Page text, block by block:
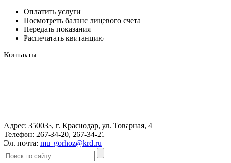
Оплатить услуги
Посмотреть баланс лицевого счета
Передать показания
Распечатать квитанцию
Контакты
Адрес: 350033, г. Краснодар, ул. Товарная, 4
Телефон: 267-34-20, 267-34-21
Эл. почта: mu_gorhoz@krd.ru